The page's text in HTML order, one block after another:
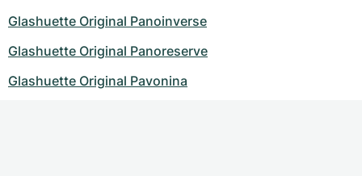
Glashuette Original Panoinverse
Glashuette Original Panoreserve
Glashuette Original Pavonina